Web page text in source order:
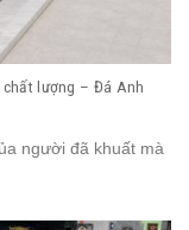
lượng – Đá Anh
người đã khuất mà